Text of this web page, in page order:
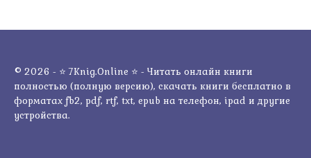
© 2026 - ⭐ 7Knig.Online ⭐ - Читать онлайн книги
полностью (полную версию), скачать книги бесплатно в
форматах fb2, pdf, rtf, txt, epub на телефон, ipad и другие
устройства.